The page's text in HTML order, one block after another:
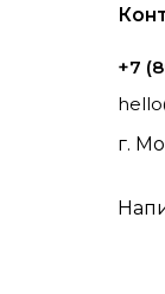
+7
г.